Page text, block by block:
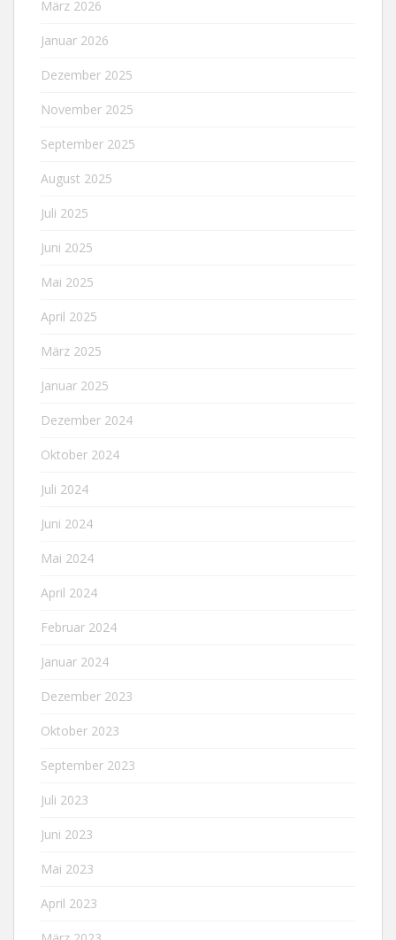
März 2026
Januar 2026
Dezember 2025
November 2025
September 2025
August 2025
Juli 2025
Juni 2025
Mai 2025
April 2025
März 2025
Januar 2025
Dezember 2024
Oktober 2024
Juli 2024
Juni 2024
Mai 2024
April 2024
Februar 2024
Januar 2024
Dezember 2023
Oktober 2023
September 2023
Juli 2023
Juni 2023
Mai 2023
April 2023